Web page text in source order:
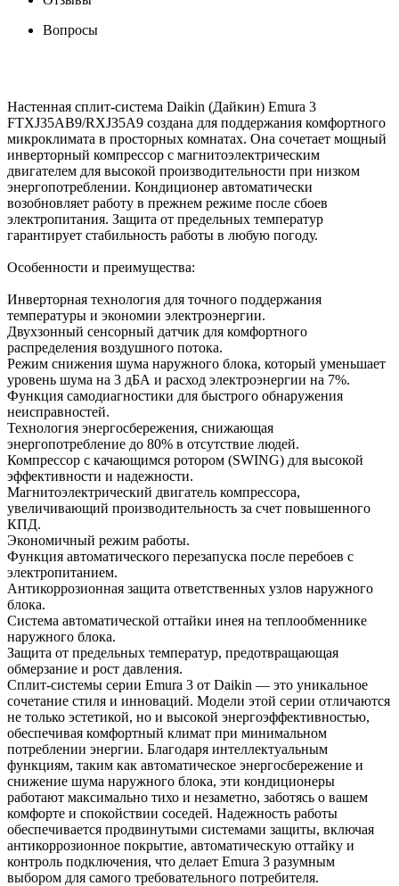
Вопросы
Настенная сплит-система Daikin (Дайкин) Emura 3
FTXJ35AB9/RXJ35A9 создана для поддержания комфортного
микроклимата в просторных комнатах. Она сочетает мощный
инверторный компрессор с магнитоэлектрическим
двигателем для высокой производительности при низком
энергопотреблении. Кондиционер автоматически
возобновляет работу в прежнем режиме после сбоев
электропитания. Защита от предельных температур
гарантирует стабильность работы в любую погоду.
Особенности и преимущества:
Инверторная технология для точного поддержания
температуры и экономии электроэнергии.
Двухзонный сенсорный датчик для комфортного
распределения воздушного потока.
Режим снижения шума наружного блока, который уменьшает
уровень шума на 3 дБА и расход электроэнергии на 7%.
Функция самодиагностики для быстрого обнаружения
неисправностей.
Технология энергосбережения, снижающая
энергопотребление до 80% в отсутствие людей.
Компрессор с качающимся ротором (SWING) для высокой
эффективности и надежности.
Магнитоэлектрический двигатель компрессора,
увеличивающий производительность за счет повышенного
КПД.
Экономичный режим работы.
Функция автоматического перезапуска после перебоев с
электропитанием.
Антикоррозионная защита ответственных узлов наружного
блока.
Система автоматической оттайки инея на теплообменнике
наружного блока.
Защита от предельных температур, предотвращающая
обмерзание и рост давления.
Сплит-системы серии Emura 3 от Daikin — это уникальное
сочетание стиля и инноваций. Модели этой серии отличаются
не только эстетикой, но и высокой энергоэффективностью,
обеспечивая комфортный климат при минимальном
потреблении энергии. Благодаря интеллектуальным
функциям, таким как автоматическое энергосбережение и
снижение шума наружного блока, эти кондиционеры
работают максимально тихо и незаметно, заботясь о вашем
комфорте и спокойствии соседей. Надежность работы
обеспечивается продвинутыми системами защиты, включая
антикоррозионное покрытие, автоматическую оттайку и
контроль подключения, что делает Emura 3 разумным
выбором для самого требовательного потребителя.